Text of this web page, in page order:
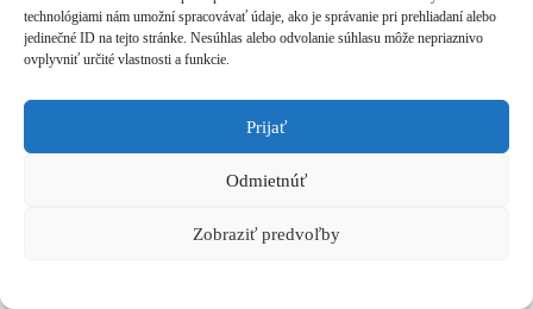
technológiami nám umožní spracovávať údaje, ako je správanie pri prehliadaní alebo
jedinečné ID na tejto stránke. Nesúhlas alebo odvolanie súhlasu môže nepriaznivo
ovplyvniť určité vlastnosti a funkcie.
Prijať
Odmietnúť
Zobraziť predvoľby
Exkluzívny tajný hosť